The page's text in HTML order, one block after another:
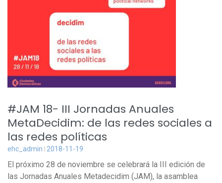
#JAM 18- III Jornadas Anuales
MetaDecidim: de las redes sociales a
las redes políticas
ehc_admin 2018-11-19
El próximo 28 de noviembre se celebrará la III edición de
las Jornadas Anuales Metadecidim (JAM), la asamblea